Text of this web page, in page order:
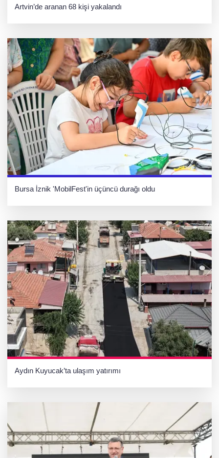
Artvin’de aranan 68 kişi yakalandı
Bursa İznik 'MobilFest'in üçüncü durağı oldu
Aydın Kuyucak’ta ulaşım yatırımı